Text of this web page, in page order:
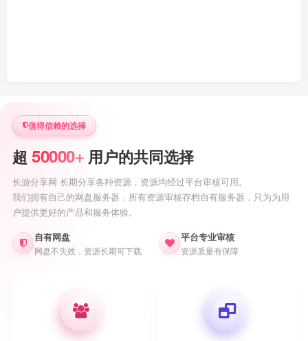
值得信赖的选择
超 50000+ 用户的共同选择
长游分享网 长期分享各种资源，资源均经过平台审核可用。
我们拥有自己的网盘服务器，所有资源审核存档自有服务器，只为为用
户提供更好的产品和服务体验。
自有网盘
网盘不失效，资源长期可下载
平台专业审核
资源质量有保障